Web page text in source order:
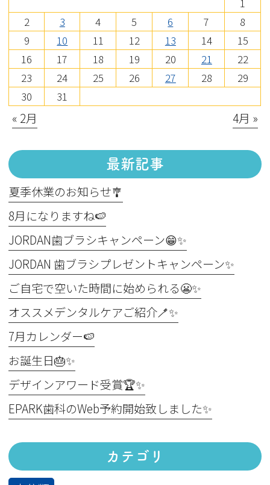
1
2
3 4 5 6 7
8
9
10 11 12 13 14
15
16
17 18 19 20 21
22
23
24 25 26 27 28
29
30
31
« 2月 4月 »
最新記事
夏季休業のお知らせ🎐
8月になりますね🍉
JORDAN歯ブラシキャンペーン😁✨
JORDAN 歯ブラシプレゼントキャンペーン✨
ご自宅で空いた時間に始められる😬✨
オススメデンタルケアご紹介🪥✨
7月カレンダー🍉
お誕生日🎂✨
デザインアワード受賞🏆✨
EPARK歯科のWeb予約開始致しました✨
カテゴリ